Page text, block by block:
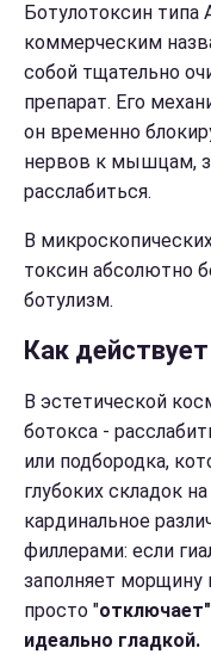
Ботулотоксин
коммерческим
собой тщательно
препарат. Его
он временно
нервов к мышцам,
расслабиться.
В
токсин абсолютно
ботулизм.
Как
В эстетической
ботокса -
или подбородка,
глубоких складок
кардинальное
филлерами: если
заполняет морщину
просто "
идеально гладкой.